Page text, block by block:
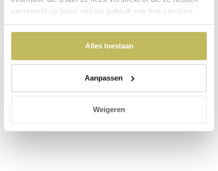
verzameld op basis van uw gebruik van hun services.
Alles toestaan
Aanpassen
Weigeren